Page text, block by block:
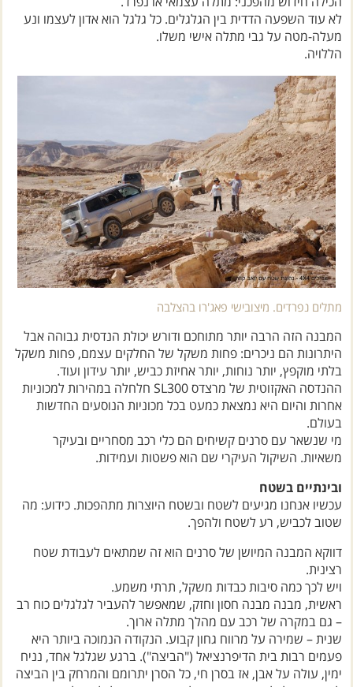
לא עוד השפעה הדדית בין הגלגלים. כל גלגל הוא אדון לעצמו ונע
מעלה-מטה על גבי מתלה אישי משלו.
הללויה.
מתלים נפרדים. מיצובישי פאג'רו בהצלבה
המבנה הזה הרבה יותר מתוחכם ודורש יכולת הנדסית גבוהה אבל
היתרונות הם ניכרים: פחות משקל של החלקים עצמם, פחות משקל
בלתי מוקפץ, יותר נוחות, יותר אחיזת כביש, יותר עידון ועוד.
ההנדסה האקזוטית של מרצדס SL300 חלחלה במהירות למכוניות
אחרות והיום היא נמצאת כמעט בכל מכוניות הנוסעים החדשות
בעולם.
מי שנשאר עם סרנים קשיחים הם כלי רכב מסחריים ובעיקר
משאיות. השיקול העיקרי שם הוא פשטות ועמידות.
ובינתיים בשטח
עכשיו אנחנו מגיעים לשטח ובשטח היוצרות מתהפכות. כידוע: מה
שטוב לכביש, רע לשטח ולהפך.
דווקא המבנה המיושן של סרנים הוא זה שמתאים לעבודת שטח
רצינית.
ויש לכך כמה סיבות כבדות משקל, תרתי משמע.
ראשית, מבנה מבנה חסון וחזק, שמאפשר להעביר לגלגלים כוח רב
– גם במקרה של רכב עם מהלך מתלה ארוך.
שנית – שמירה על מרווח גחון קבוע. הנקודה הנמוכה ביותר היא
פעמים רבות בית הדיפרנציאל ("הביצה"). ברגע שגלגל אחד, נניח
ימין, עולה על אבן, אז בסרן חי, כל הסרן יתרומם והמרחק בין הביצה